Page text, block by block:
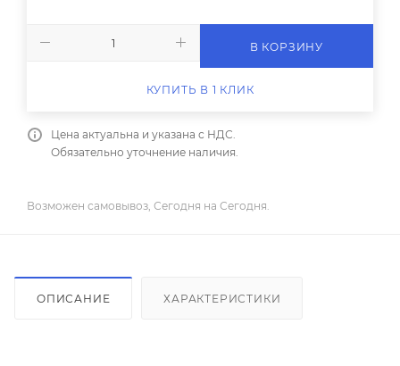
В КОРЗИНУ
КУПИТЬ В 1 КЛИК
Цена актуальна и указана с НДС.
Обязательно уточнение наличия.
Возможен самовывоз, Сегодня на Сегодня.
ОПИСАНИЕ ХАРАКТЕРИСТИКИ